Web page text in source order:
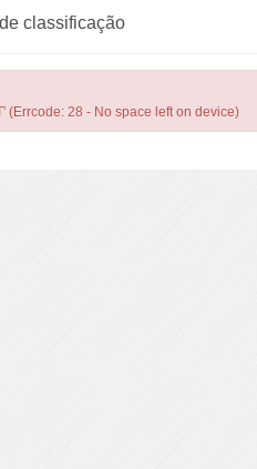
classificação
(Errcode: 28 - No space left on device)